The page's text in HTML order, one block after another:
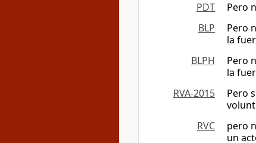
PDT
Pero
BLP
Pero
la
BLPH
Pero
la
RVA-2015
Pero
RVC
pero
un